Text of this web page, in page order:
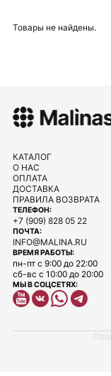
Товары не найдены.
ТЕЛЕФОН:
+7 (909) 828 05 22
ПОЧТА:
INFO@MALINA.RU
ВРЕМЯ РАБОТЫ:
пн-пт с 9:00 до 22:00
сб-вс с 10:00 до 20:00
МЫ В СОЦСЕТЯХ:
КАТАЛОГ
О НАС
ОПЛАТА
ДОСТАВКА
ПРАВИЛА ВОЗВРАТА